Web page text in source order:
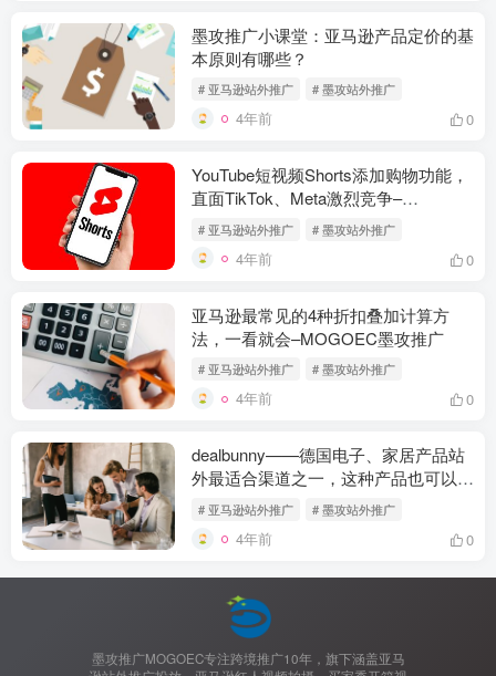
墨攻推广小课堂：亚马逊产品定价的基
本原则有哪些？
# 亚马逊站外推广 # 墨攻站外推广
4年前 0
YouTube短视频Shorts添加购物功能，
直面TikTok、Meta激烈竞争–
MOGOEC墨攻推广
# 亚马逊站外推广 # 墨攻站外推广
4年前 0
亚马逊最常见的4种折扣叠加计算方
法，一看就会–MOGOEC墨攻推广
# 亚马逊站外推广 # 墨攻站外推广
4年前 0
dealbunny——德国电子、家居产品站
外最适合渠道之一，这种产品也可以安
排哦！——MOGOEC墨攻推广
# 亚马逊站外推广 # 墨攻站外推广
4年前 0
墨攻推广MOGOEC专注跨境推广10年，旗下涵盖亚马